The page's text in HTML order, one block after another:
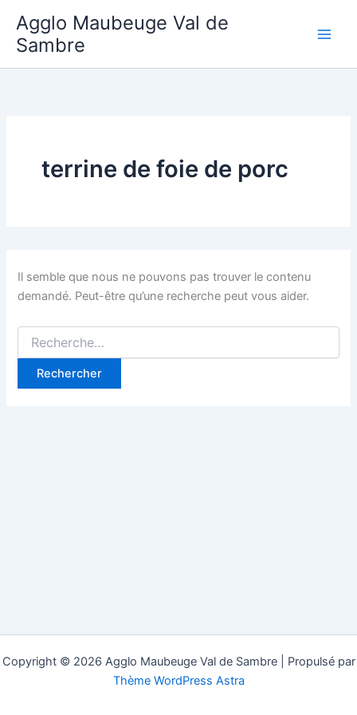
contenu
Agglo Maubeuge Val de
Sambre
terrine de foie de porc
Il semble que nous ne pouvons pas trouver le contenu
demandé. Peut-être qu’une recherche peut vous aider.
Rechercher :
Copyright © 2026 Agglo Maubeuge Val de Sambre | Propulsé par
Thème WordPress Astra